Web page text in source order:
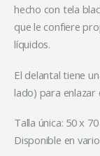
hecho con tela
que le confiere
líquidos.
El delantal tiene
lado) para enlazar
Talla única: 50 x
Disponible en